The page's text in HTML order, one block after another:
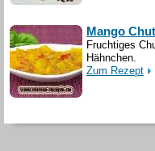
Mango
Fruchtiges
Hähnchen.
Zum Rezept